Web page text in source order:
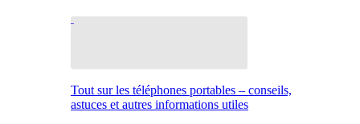
Tout sur les téléphones portables – conseils,
astuces et autres informations utiles